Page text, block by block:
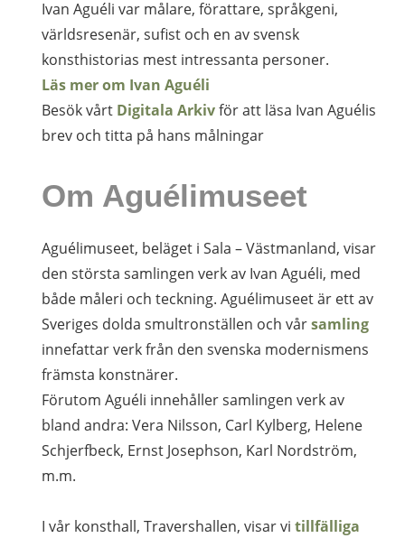
Ivan Aguéli var målare, förattare, språkgeni,
världsresenär, sufist och en av svensk
konsthistorias mest intressanta personer.
Läs mer om Ivan Aguéli
Besök vårt Digitala Arkivför att läsa Ivan Aguélis
brev och titta på hans målningar
Om Aguélimuseet
Aguélimuseet, beläget i Sala – Västmanland, visar
den största samlingen verk av Ivan Aguéli, med
både måleri och teckning. Aguélimuseet är ett av
Sveriges dolda smultronställen och vårsamling
innefattar verk från den svenska modernismens
främsta konstnärer.
Förutom Aguéli innehåller samlingen verk av
bland andra: Vera Nilsson, Carl Kylberg, Helene
Schjerfbeck, Ernst Josephson, Karl Nordström,
m.m.
I vår konsthall, Travershallen, visar vitillfälliga